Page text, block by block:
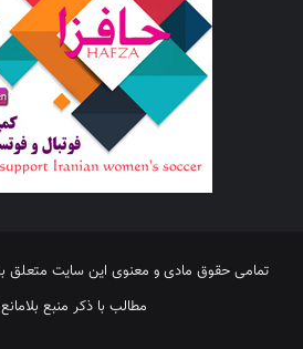
تمامی حقوق مادی و معنوی این سایت متعلق به
مطالب با ذکر منبع